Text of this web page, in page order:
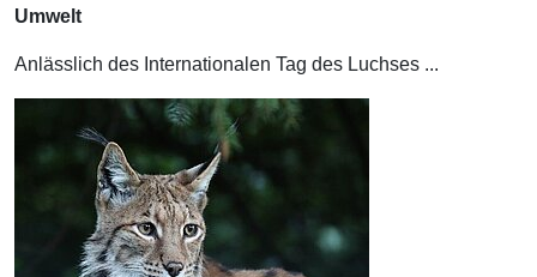
Umwelt
Anlässlich des Internationalen Tag des Luchses ...